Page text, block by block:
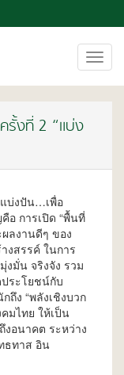
รั้งที่ 2 “แบ่ง
แบ่งปัน…เพื่อ
อ การเปิด “พื้นที่
ผลงานดีๆ ของ
งสรรค์ ในการ
มั่น จริงจัง รวม
ระโยชน์กับ
ถึง “พลังเชิงบวก
มไทย ให้เป็น
อนาคต ระหว่าง
ธทาส อิน